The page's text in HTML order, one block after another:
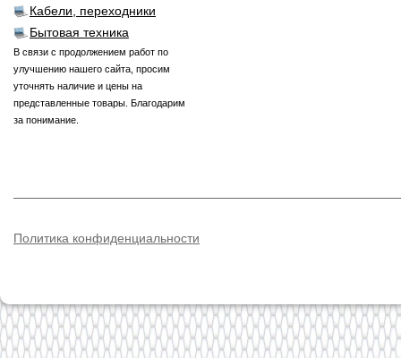
Кабели, переходники
Бытовая техника
В связи с продолжением работ по
улучшению нашего сайта, просим
уточнять наличие и цены на
представленные товары. Благодарим
за понимание.
Политика конфиденциальности